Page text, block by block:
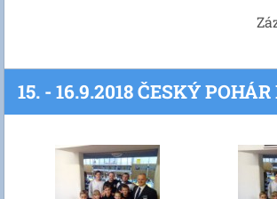
15. - 16.9.2018 ČESKÝ POHÁR